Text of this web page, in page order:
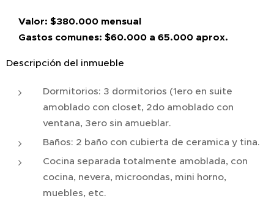
Valor: $380.000 mensual
Gastos comunes: $60.000 a 65.000 aprox.
Descripción del inmueble
Dormitorios: 3 dormitorios (1ero en suite
amoblado con closet, 2do amoblado con
ventana, 3ero sin amueblar.
Baños: 2 baño con cubierta de ceramica y tina.
Cocina separada totalmente amoblada, con
cocina, nevera, microondas, mini horno,
muebles, etc.